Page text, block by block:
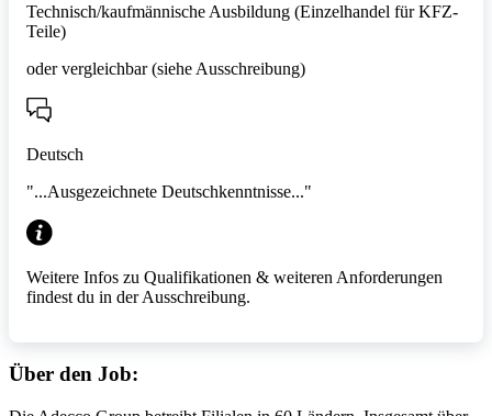
Technisch/kaufmännische Ausbildung (Einzelhandel für KFZ-
Teile)
oder vergleichbar (siehe Ausschreibung)
Deutsch
"...Ausgezeichnete Deutschkenntnisse..."
Weitere Infos zu Qualifikationen & weiteren Anforderungen
findest du in der Ausschreibung.
Über den Job: